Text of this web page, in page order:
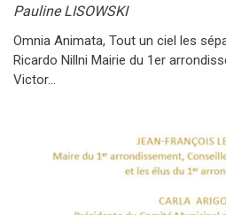
Pauline LISOWSKI
Omnia Animata, Tout un ciel les
Ricardo Nillni Mairie du 1er
Victor…